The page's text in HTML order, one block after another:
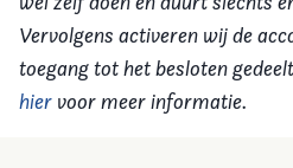
Vervolgens activeren wij de
toegang tot het besloten
hier voor meer informatie.